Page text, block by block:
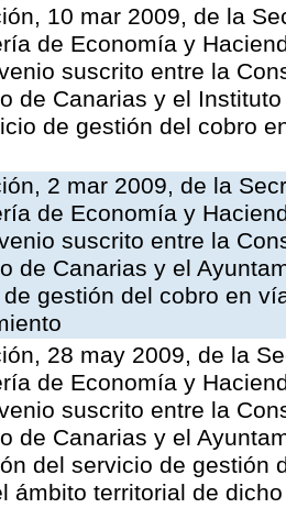
10 mar 2009, de la
de Economía y
suscrito entre la
de Canarias y el
de gestión del cobro
2 mar 2009, de la
de Economía y
suscrito entre la
de Canarias y el
gestión del cobro en
28 may 2009, de la
de Economía y
suscrito entre la
de Canarias y el
del servicio de gestión
ámbito territorial de